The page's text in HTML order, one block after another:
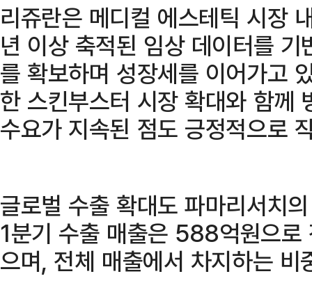
리쥬란은 메디컬 에스테틱 시장
년 이상 축적된 임상 데이터를
를 확보하며 성장세를 이어가고
한 스킨부스터 시장 확대와 함께
수요가 지속된 점도 긍정적으로
글로벌 수출 확대도 파마리서치
1분기 수출 매출은 588억원으
으며, 전체 매출에서 차지하는